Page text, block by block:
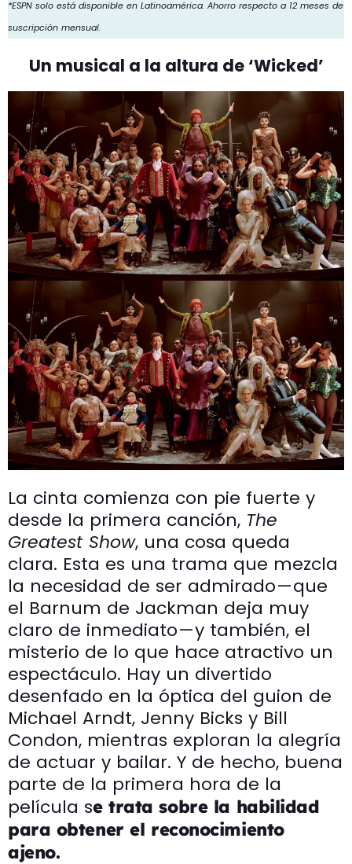
*ESPN solo está disponible en Latinoamérica. Ahorro respecto a 12 meses de
suscripción mensual.
Un musical a la altura de ‘Wicked’
La cinta comienza con pie fuerte y
desde la primera canción, The
Greatest Show, una cosa queda
clara. Esta es una trama que mezcla
la necesidad de ser admirado — que
el Barnum de Jackman deja muy
claro de inmediato — y también, el
misterio de lo que hace atractivo un
espectáculo. Hay un divertido
desenfado en la óptica del guion de
Michael Arndt, Jenny Bicks y Bill
Condon, mientras exploran la alegría
de actuar y bailar. Y de hecho, buena
parte de la primera hora de la
película se trata sobre la habilidad
para obtener el reconocimiento
ajeno.